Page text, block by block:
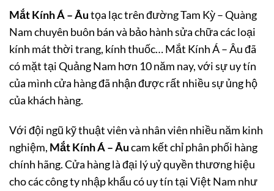
Mắt Kính Á – Âutọa lạc trên đường Tam Kỳ – Quàng
Nam chuyên buôn bán và bảo hành sửa chữa các loại
kính mát thời trang, kính thuốc… Mắt Kính Á – Âu đã
có mặt tại Quảng Nam hơn 10 năm nay, với sự uy tín
của mình cửa hàng đã nhận được rất nhiều sự ủng hộ
của khách hàng.
Với đội ngũ kỹ thuật viên và nhân viên nhiều năm kinh
nghiệm, Mắt Kính Á – Âucam kết chỉ phân phối hàng
chính hãng. Cửa hàng là đại lý uỷ quyền thương hiệu
cho các công ty nhập khẩu có uy tín tại Việt Nam như